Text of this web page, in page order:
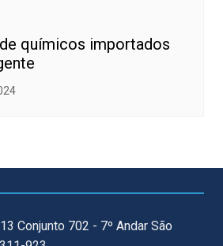
químicos importados
Conjunto 702 - 7º Andar São